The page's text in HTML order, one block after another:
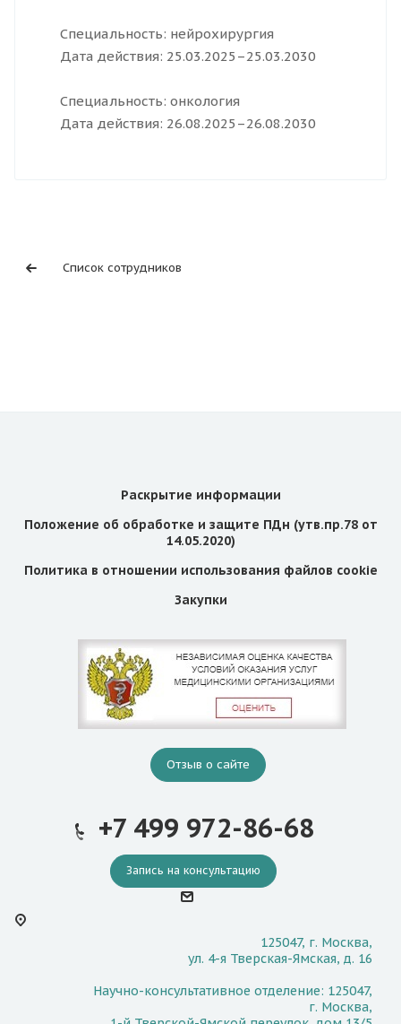
Специальность: нейрохирургия
Дата действия: 25.03.2025–25.03.2030
Специальность: онкология
Дата действия: 26.08.2025–26.08.2030
Список сотрудников
Раскрытие информации
Положение об обработке и защите ПДн (утв.пр.78 от
14.05.2020)
Политика в отношении использования файлов cookie
Закупки
Отзыв о сайте
+7 499 972-86-68
Запись на консультацию
125047, г. Москва,
ул. 4-я Тверская-Ямская, д. 16
Научно-консультативное отделение: 125047,
г. Москва,